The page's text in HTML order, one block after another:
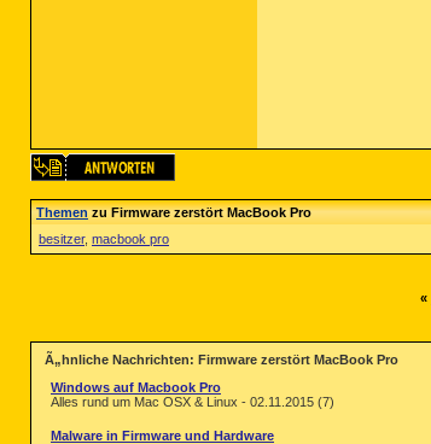
Themenzu Firmware zerstört MacBook Pro
besitzer, macbook pro
«
Ã„hnliche Nachrichten: Firmware zerstört MacBook Pro
Windows auf Macbook Pro
Alles rund um Mac OSX & Linux - 02.11.2015 (7)
Malware in Firmware und Hardware